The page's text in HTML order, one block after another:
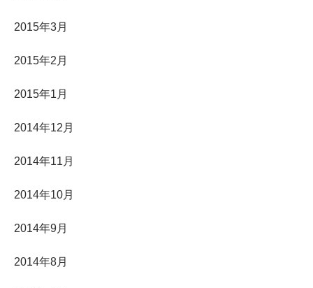
2015年3月
2015年2月
2015年1月
2014年12月
2014年11月
2014年10月
2014年9月
2014年8月